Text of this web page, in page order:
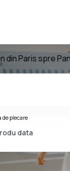
din Paris spre
de plecare